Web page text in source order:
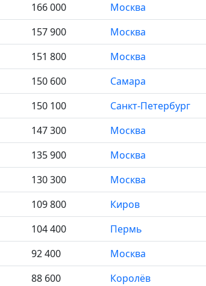
166 000 Москва
157 900 Москва
151 800 Москва
150 600 Самара
150 100 Санкт-Петербург
147 300 Москва
135 900 Москва
130 300 Москва
109 800 Киров
104 400 Пермь
92 400 Москва
88 600 Королёв